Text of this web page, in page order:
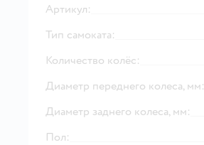
Артикул:
Тип самоката:
Количество колёс:
Диаметр переднего колеса, мм:
Диаметр заднего колеса, мм:
Пол: